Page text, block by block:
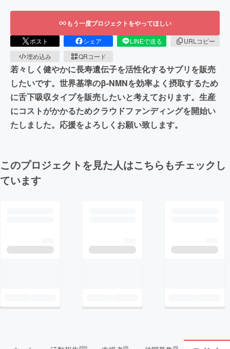
もう一度プロジェクトをやってほしい
ポスト シェア LINEで送る
URLコピー
埋め込み
QRコード
若々しく健やかに長寿遺伝子を活性化するサプリを販売
したいです。世界基準のβ-NMNを効率よく摂取するため
に舌下吸収タイプを販売したいと考えております。生産
にコストがかかるためクラウドファンディングを開始い
たしました。応援をよろしくお願い致します。
このプロジェクトを見た人はこちらもチェックし
ています